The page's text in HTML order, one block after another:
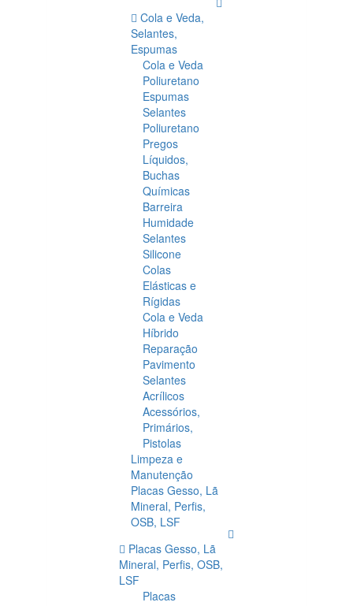
Cola e Veda,
Selantes,
Espumas
Cola e Veda
Poliuretano
Espumas
Selantes
Poliuretano
Pregos
Líquidos,
Buchas
Químicas
Barreira
Humidade
Selantes
Silicone
Colas
Elásticas e
Rígidas
Cola e Veda
Híbrido
Reparação
Pavimento
Selantes
Acrílicos
Acessórios,
Primários,
Pistolas
Limpeza e
Manutenção
Placas Gesso, Lã
Mineral, Perfis,
OSB, LSF
Placas Gesso, Lã
Mineral, Perfis, OSB,
LSF
Placas